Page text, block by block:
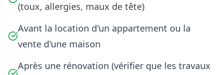
(toux, allergies, maux de tête)
Avant la location d'un appartement ou la
vente d'une maison
Après une rénovation (vérifier que les travaux